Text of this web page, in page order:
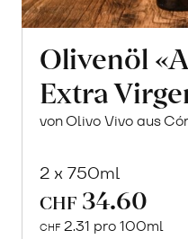
Olivenöl
Extra
von Olivo Vivo aus
2 x 750ml
CHF 34.60
CHF 2.31 pro 100ml